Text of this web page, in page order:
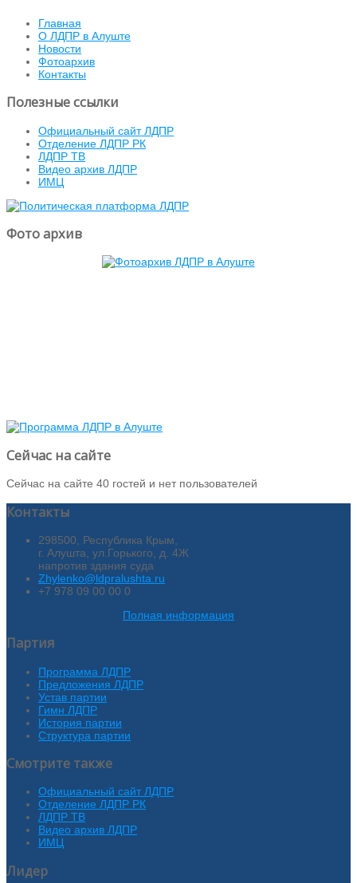
Главная
О ЛДПР в Алуште
Новости
Фотоархив
Контакты
Полезные ссылки
Официальный сайт ЛДПР
Отделение ЛДПР РК
ЛДПР ТВ
Видео архив ЛДПР
ИМЦ
Фото архив
Сейчас на сайте
Сейчас на сайте 40 гостей и нет пользователей
Контакты
298500, Республика Крым,
г. Алушта, ул.Горького, д. 4Ж
напротив здания суда
Zhylenko@ldpralushta.ru
+7 978 09 00 00 0
Полная информация
Партия
Программа ЛДПР
Предложения ЛДПР
Устав партии
Гимн ЛДПР
История партии
Структура партии
Смотрите также
Официальный сайт ЛДПР
Отделение ЛДПР РК
ЛДПР ТВ
Видео архив ЛДПР
ИМЦ
Лидер